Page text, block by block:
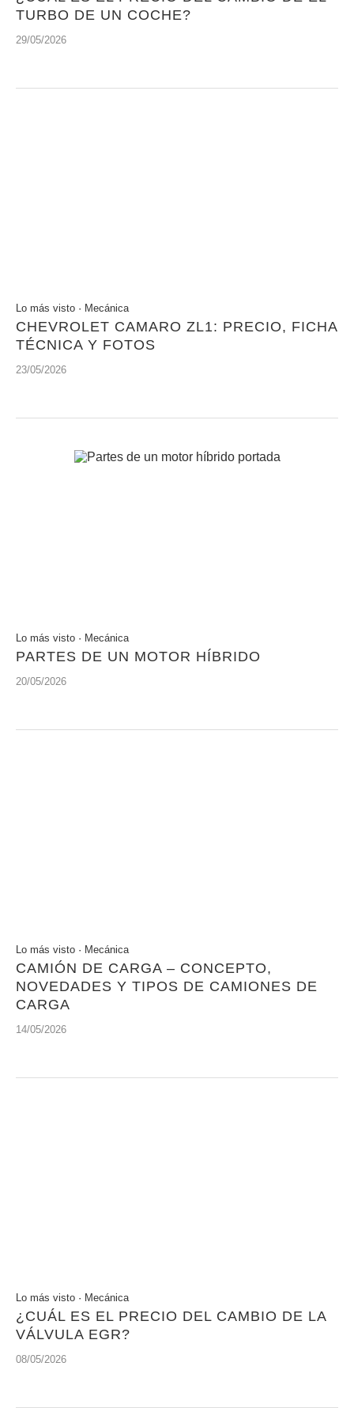
TURBO DE UN COCHE?
29/05/2026
Lo más visto · Mecánica
CHEVROLET CAMARO ZL1: PRECIO, FICHA
TÉCNICA Y FOTOS
23/05/2026
Lo más visto · Mecánica
PARTES DE UN MOTOR HÍBRIDO
20/05/2026
Lo más visto · Mecánica
CAMIÓN DE CARGA – CONCEPTO,
NOVEDADES Y TIPOS DE CAMIONES DE
CARGA
14/05/2026
Lo más visto · Mecánica
¿CUÁL ES EL PRECIO DEL CAMBIO DE LA
VÁLVULA EGR?
08/05/2026